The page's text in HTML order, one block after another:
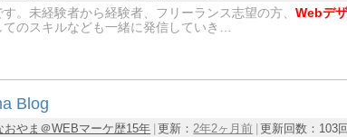
。未経験者から経験者、フリーランス志望の方、 Webデ
てのスキルなども一緒に発信していき…
Blog
おやま＠WEBマーケ歴15年 更新：2年2ヶ月前 更新回数： 103回